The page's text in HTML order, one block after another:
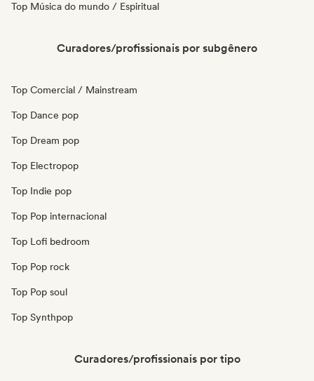
Top Música do mundo / Espiritual
Curadores/profissionais por subgênero
Top Comercial / Mainstream
Top Dance pop
Top Dream pop
Top Electropop
Top Indie pop
Top Pop internacional
Top Lofi bedroom
Top Pop rock
Top Pop soul
Top Synthpop
Curadores/profissionais por tipo